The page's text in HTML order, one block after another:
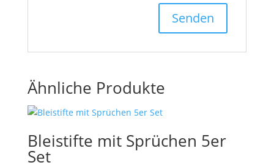
Ähnliche Produkte
Bleistifte mit Sprüchen 5er
Set